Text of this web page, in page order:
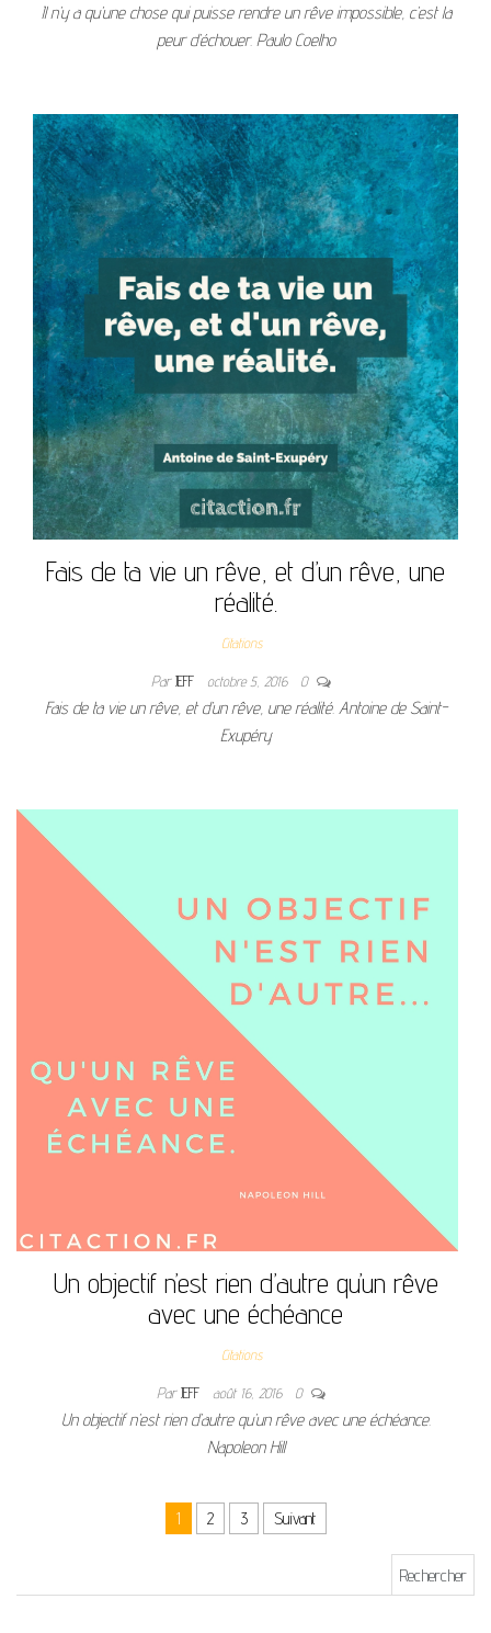
Il n’y a qu’une chose qui puisse rendre un rêve impossible, c’est la
peur d’échouer. Paulo Coelho
Fais de ta vie un rêve, et d’un rêve, une
réalité.
Citations
ParJEFF octobre 5, 2016 0
Fais de ta vie un rêve, et d’un rêve, une réalité. Antoine de Saint-
Exupéry
Un objectif n’est rien d’autre qu’un rêve
avec une échéance
Citations
ParJEFF août 16, 2016 0
Un objectif n’est rien d’autre qu’un rêve avec une échéance.
Napoleon Hill
Pagination des publications
1 2 3 Suivant